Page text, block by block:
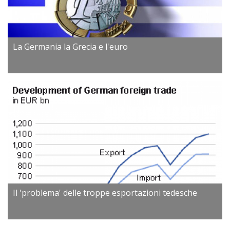
La Germania la Grecia e l'euro
Il 'problema' delle troppe esportazioni tedesche